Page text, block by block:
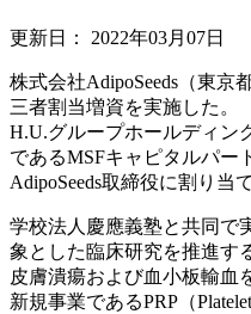
更新日： 2022年03月07日
株式会社AdipoSeeds（東京
三者割当増資を実施した。
H.U.グループホールディン
であるMSFキャピタルパー
AdipoSeeds取締役に割り当
学校法人慶應義塾と共同で
象とした臨床研究を推進す
皮膚潰瘍および血小板輸血
新規事業であるPRP（